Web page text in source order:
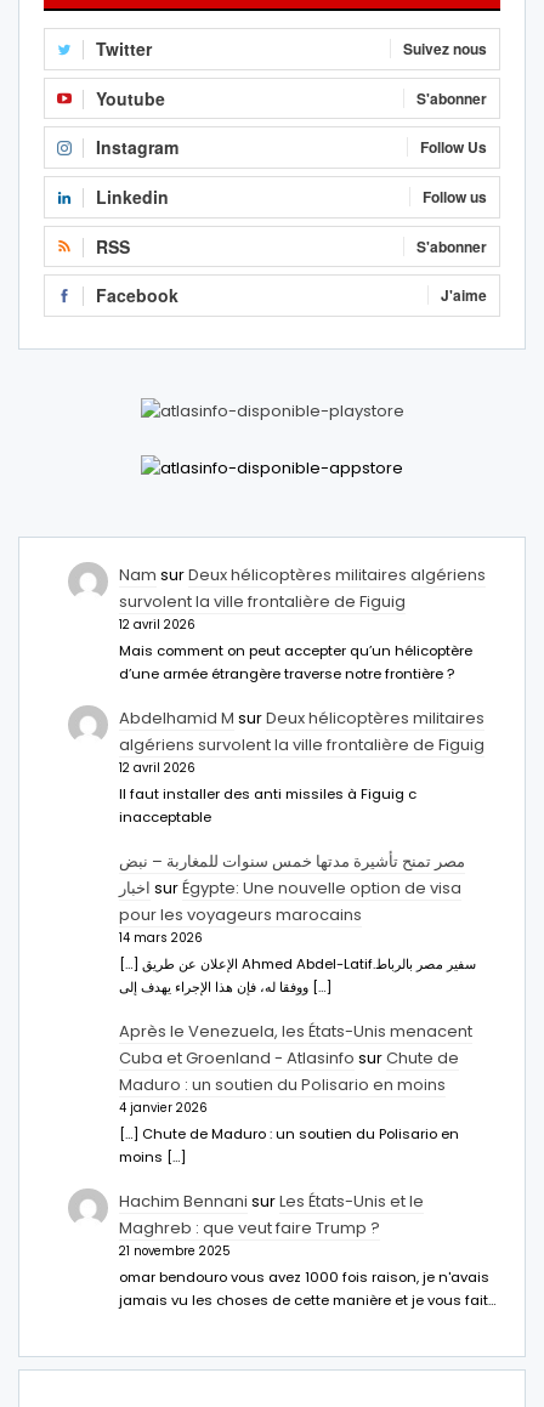
Twitter Suivez nous
Youtube S'abonner
Instagram Follow Us
Linkedin Follow us
RSS S'abonner
Facebook J'aime
Nam surDeux hélicoptères militaires algériens
survolent la ville frontalière de Figuig
12 avril 2026
Mais comment on peut accepter qu’un hélicoptère
d’une armée étrangère traverse notre frontière ?
Abdelhamid M surDeux hélicoptères militaires
algériens survolent la ville frontalière de Figuig
12 avril 2026
Il faut installer des anti missiles à Figuig c
inacceptable
مصر تمنح تأشيرة مدتها خمس سنوات للمغاربة – نبض
اخبار surÉgypte: Une nouvelle option de visa
pour les voyageurs marocains
14 mars 2026
[…] الإعلان عن طريق Ahmed Abdel-Latifسفير مصر بالرباط.
ووفقا له، فإن هذا الإجراء يهدف إلى […]
Après le Venezuela, les États-Unis menacent
Cuba et Groenland - Atlasinfo surChute de
Maduro : un soutien du Polisario en moins
4 janvier 2026
[…] Chute de Maduro : un soutien du Polisario en
moins […]
Hachim Bennani surLes États-Unis et le
Maghreb : que veut faire Trump ?
21 novembre 2025
omar bendouro vous avez 1000 fois raison, je n'avais
jamais vu les choses de cette manière et je vous fait…